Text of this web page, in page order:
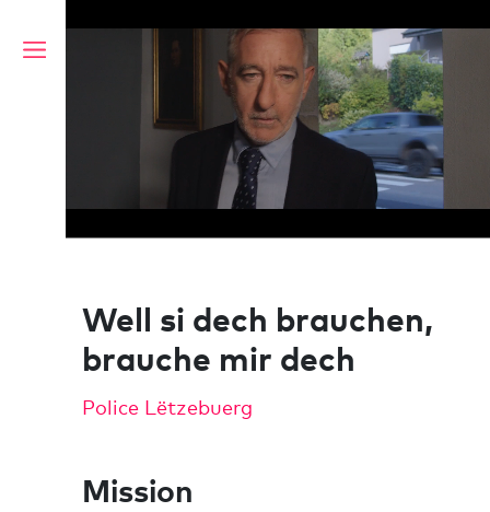
content
Well si dech brauchen,
brauche mir dech
Police Lëtzebuerg
Mission